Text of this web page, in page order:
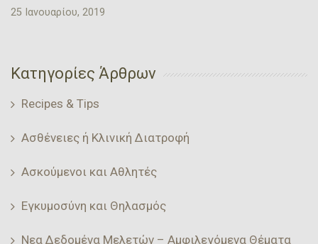
25 Ιανουαρίου, 2019
Κατηγορίες Άρθρων
Recipes & Tips
Ασθένειες ή Κλινική Διατροφή
Ασκούμενοι και Αθλητές
Εγκυμοσύνη και Θηλασμός
Νεα Δεδομένα Μελετών – Αμφιλεγόμενα Θέματα